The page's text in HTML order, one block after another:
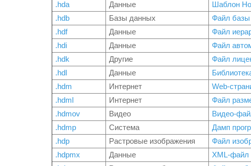
.hda
Данные
Шаблон
.hdb
Базы данных
Файл
.hdf
Данные
Файл
.hdi
Данные
Файл
.hdk
Другие
Файл
.hdl
Данные
.hdm
Интернет
Web-
.hdml
Интернет
Файл
.hdmov
Видео
Видео-
.hdmp
Система
Дамп
.hdp
Растровые изображения
Файл
.hdpmx
Данные
XML-файл